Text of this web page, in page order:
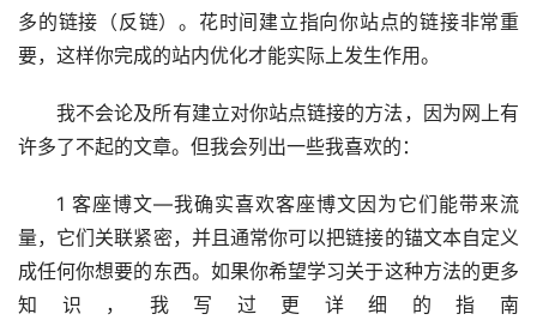
多的链接（反链）。花时间建立指向你站点的链接非常重
要，这样你完成的站内优化才能实际上发生作用。
我不会论及所有建立对你站点链接的方法，因为网上有
许多了不起的文章。但我会列出一些我喜欢的：
1 客座博文—我确实喜欢客座博文因为它们能带来流
量，它们关联紧密，并且通常你可以把链接的锚文本自定义
成任何你想要的东西。如果你希望学习关于这种方法的更多
知识，我写过更详细的指南